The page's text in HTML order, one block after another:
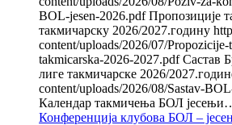
BOL-jesen-2026.pdf Пропозиције
такмичарску 2026/2027.годину
content/uploads/2026/07/
takmicarska-2026-2027.pdf Састав
лиге такмичарске 2026/
content/uploads/2026/08/Sastav-
Календар такмичења БОЛ
Конференција клубова БОЛ –